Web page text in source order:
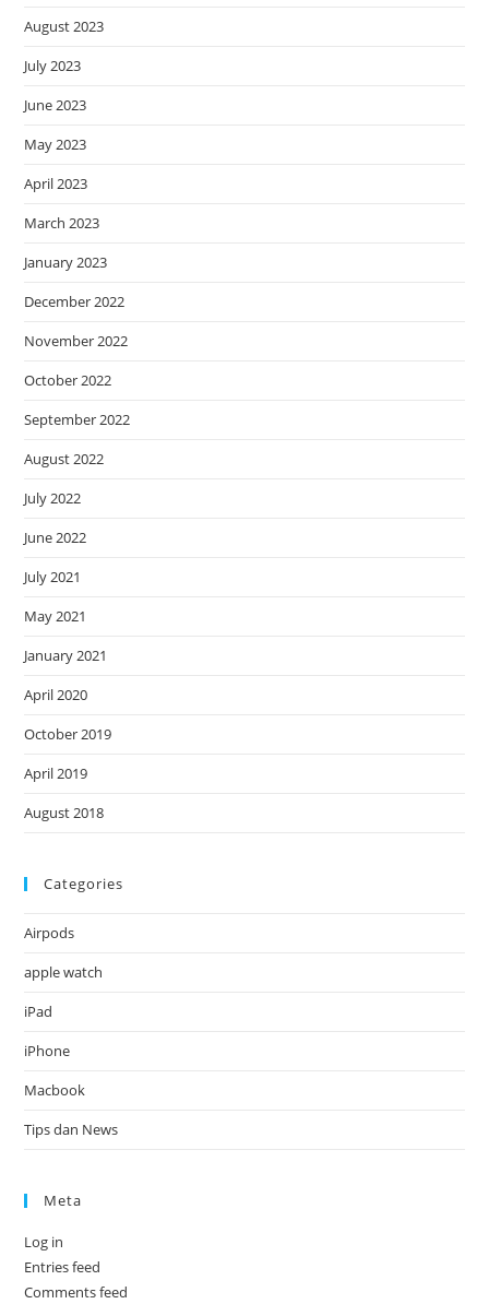
August 2023
July 2023
June 2023
May 2023
April 2023
March 2023
January 2023
December 2022
November 2022
October 2022
September 2022
August 2022
July 2022
June 2022
July 2021
May 2021
January 2021
April 2020
October 2019
April 2019
August 2018
Categories
Airpods
apple watch
iPad
iPhone
Macbook
Tips dan News
Meta
Log in
Entries feed
Comments feed